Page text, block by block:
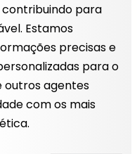
para
Estamos
precisas e
para o
outros agentes
com os mais